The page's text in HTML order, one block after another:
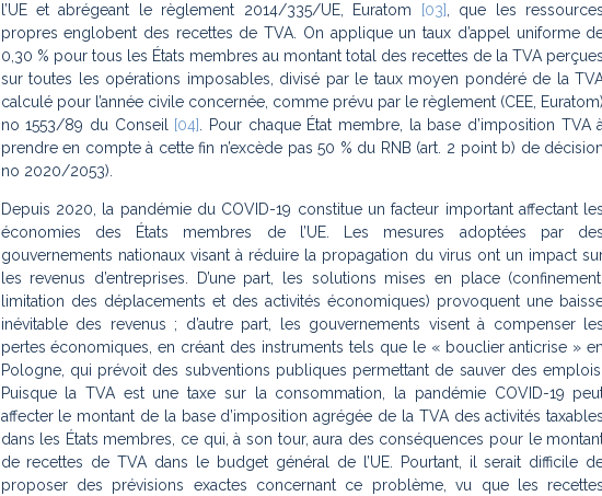
l’UE et abrégeant le règlement 2014/335/UE, Euratom
[03], que les ressources
propres englobent des recettes de TVA. On applique un taux d’appel uniforme
0,30 % pour tous les États membres au montant total des recettes de la TVA perçues
sur toutes les opérations imposables, divisé par le taux moyen pondéré de la
calculé pour l’année civile concernée, comme prévu par le règlement (CEE, Euratom)
no 1553/89 du Conseil [04]. Pour chaque État membre, la base d’imposition TVA
prendre en compte à cette fin n’excède pas 50 % du RNB (art. 2 point b) de décision
no 2020/2053).
Depuis 2020, la pandémie du COVID-19 constitue un facteur important affectant les
économies des États membres de l’UE. Les mesures adoptées par des
gouvernements nationaux visant à réduire la propagation du virus ont un impact
les revenus d’entreprises. D’une part, les solutions mises en place (confinement,
limitation des déplacements et des activités économiques) provoquent une
inévitable des revenus ; d’autre part, les gouvernements visent à compenser les
pertes économiques, en créant des instruments tels que le « bouclier anticrise » en
Pologne, qui prévoit des subventions publiques permettant de sauver des emplois.
Puisque la TVA est une taxe sur la consommation, la pandémie COVID-19
affecter le montant de la base d’imposition agrégée de la TVA des activités taxables
dans les États membres, ce qui, à son tour, aura des conséquences pour le
de recettes de TVA dans le budget général de l’UE. Pourtant, il serait difficile
proposer des prévisions exactes concernant ce problème, vu que les recettes